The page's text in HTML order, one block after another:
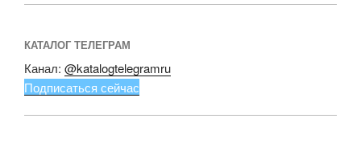
КАТАЛОГ ТЕЛЕГРАМ
Канал: @katalogtelegramru
Подписаться сейчас